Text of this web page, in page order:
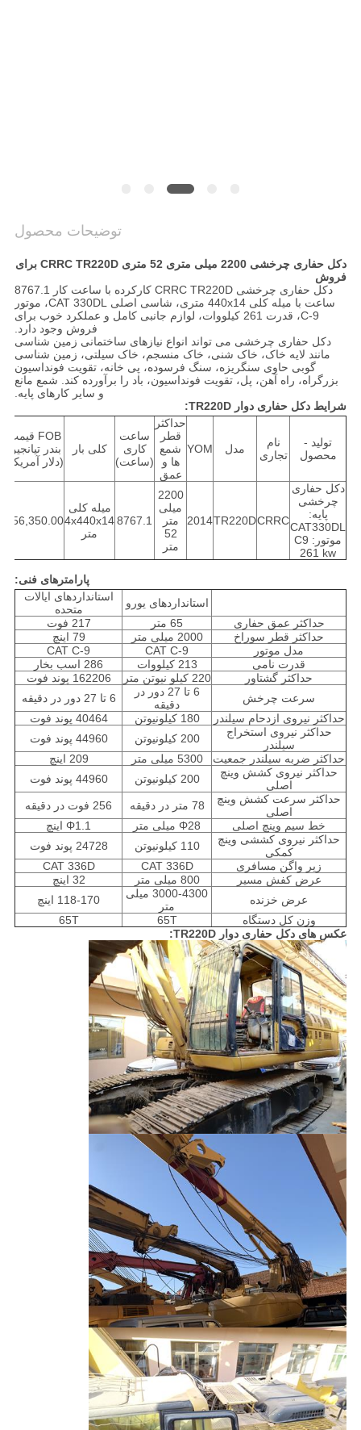
توضیحات محصول
دکل حفاری چرخشی 2200 میلی متری 52 متری CRRC TR220D برای
فروش
دکل حفاری چرخشی CRRC TR220D کارکرده با ساعت کار 8767.1
ساعت با میله کلی 440x14 متری، شاسی اصلی CAT 330DL، موتور
C-9، قدرت 261 کیلووات، لوازم جانبی کامل و عملکرد خوب برای
فروش وجود دارد.
دکل حفاری چرخشی می تواند انواع نیازهای ساختمانی زمین شناسی
مانند لایه خاک، خاک شنی، خاک منسجم، خاک سیلتی، زمین شناسی
گوبی حاوی سنگریزه، سنگ فرسوده، پی خانه، تقویت فونداسیون
بزرگراه، راه آهن، پل، تقویت فونداسیون، باد را برآورده کند. شمع مانع
و سایر کارهای پایه.
شرایط دکل حفاری دوار TR220D:
تولید -
محصول
نام
تجاری
مدل YOM
حداکثر
قطر
شمع
ها و
عمق
ساعت
کاری
(ساعت)
کلی بار
FOB قیمت
بندر تیانجین
(دلار آمریکا)
دکل حفاری
چرخشی
پایه:
CAT330DL
موتور: C9
261 kw
CRRC
TR220D
2014
2200
میلی
متر
52
متر
8767.1
میله کلی
4x440x14
متر
156,350.00
پارامترهای فنی:
استانداردهای یورو
استانداردهای ایالات
متحده
حداکثر عمق حفاری
65 متر
217 فوت
حداکثر قطر سوراخ
2000 میلی متر
79 اینچ
مدل موتور
CAT C-9
CAT C-9
قدرت نامی
213 کیلووات
286 اسب بخار
حداکثر گشتاور
220 کیلو نیوتن متر
162206 پوند فوت
سرعت چرخش
6 تا 27 دور در
دقیقه
6 تا 27 دور در دقیقه
حداکثر نیروی ازدحام سیلندر
180 کیلونیوتن
40464 پوند فوت
حداکثر نیروی استخراج
سیلندر
200 کیلونیوتن
44960 پوند فوت
حداکثر ضربه سیلندر جمعیت
5300 میلی متر
209 اینچ
حداکثر نیروی کشش وینچ
اصلی
200 کیلونیوتن
44960 پوند فوت
حداکثر سرعت کشش وینچ
اصلی
78 متر در دقیقه
256 فوت در دقیقه
خط سیم وینچ اصلی
Φ28 میلی متر
Φ1.1 اینچ
حداکثر نیروی کششی وینچ
کمکی
110 کیلونیوتن
24728 پوند فوت
زیر واگن مسافری
CAT 336D
CAT 336D
عرض کفش مسیر
800 میلی متر
32 اینچ
عرض خزنده
3000-4300 میلی
متر
118-170 اینچ
وزن کل دستگاه
65T
65T
عکس های دکل حفاری دوار TR220D: